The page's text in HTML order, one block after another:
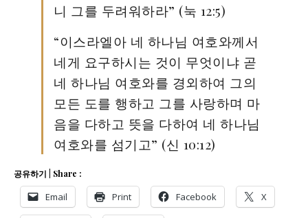
니 그를 두려워하라” (눅 12:5)
“이스라엘아 네 하나님 여호와께서
네게 요구하시는 것이 무엇이냐 곧
네 하나님 여호와를 경외하여 그의
모든 도를 행하고 그를 사랑하며 마
음을 다하고 뜻을 다하여 네 하나님
여호와를 섬기고” (신 10:12)
공유하기 | Share :
Email Print Facebook X